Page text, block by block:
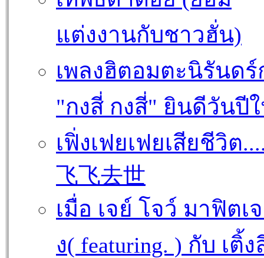
แต่งงานกับชาวฮั่น)
เพลงฮิตอมตะนิรันดร์
"กงสี่ กงสี่" ยินดีวันปี
เฟิ่งเฟยเฟยเสียชีวิต
飞飞去世
เมื่อ เจย์ โจว์ มาฟิตเ
ง( featuring. ) กับ เติ้